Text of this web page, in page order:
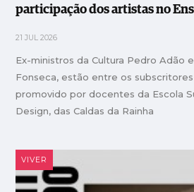
participação dos artistas no
21 JUL 2026
Ex-ministros da Cultura Pedro Adão e
Fonseca, estão entre os
promovido por docentes da Escola
Design, das Caldas da Rainha
VIVER